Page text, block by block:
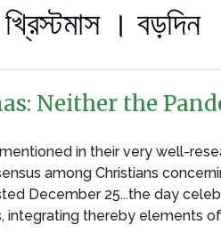
। বড়দিন
Neither the
in their very well-
among Christians
December 25...the day
integrating thereby elements